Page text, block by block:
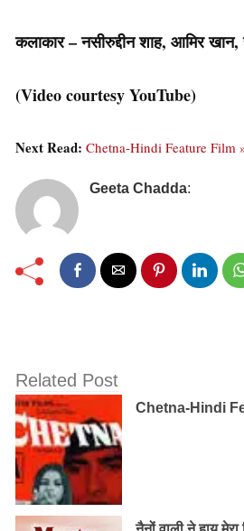
कलाकार – नसीरुद्दीन शाह, आमिर
(Video courtesy YouTube)
Next Read: Chetna-Hindi Feature Film
Geeta Chadda:
Related Post
Chetna-Hindi